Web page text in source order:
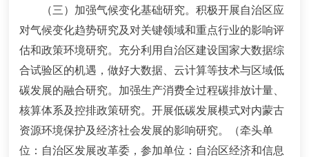
（三）加强气候变化基础研究。积极开展自治区应
对气候变化趋势研究及对关键领域和重点行业的影响评
估和政策环境研究。充分利用自治区建设国家大数据综
合试验区的机遇，做好大数据、云计算等技术与区域低
碳发展的融合研究。 加强生产消费全过程碳排放计量、
核算体系及控排政策研究。开展低碳发展模式对内蒙古
资源环境保护及经济社会发展的影响研究。
（牵头单
位：自治区发展改革委，参加单位：自治区经济和信息